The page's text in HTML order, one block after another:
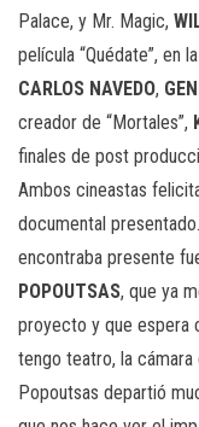
Palace, y Mr. Magic,
película “Quédate”, en
CARLOS NAVEDO,
creador de “Mortales”,
finales de post
Ambos cineastas
documental
encontraba presente
POPOUTSAS, que ya
proyecto y que espera
tengo teatro, la
Popoutsas departió